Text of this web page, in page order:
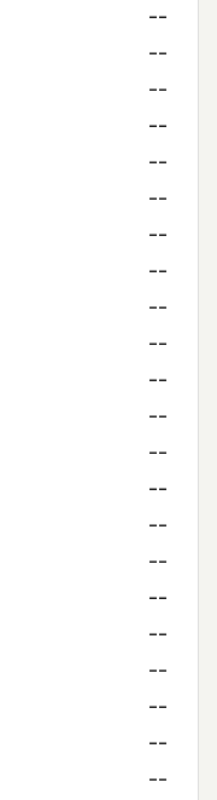
--
--
--
--
--
--
--
--
--
--
--
--
--
--
--
--
--
--
--
--
--
--